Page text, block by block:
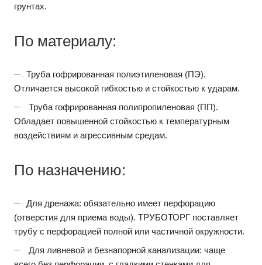
грунтах.
По материалу:
Труба гофрированная полиэтиленовая (ПЭ).
Отличается высокой гибкостью и стойкостью к ударам.
Труба гофрированная полипропиленовая (ПП).
Обладает повышенной стойкостью к температурным
воздействиям и агрессивным средам.
По назначению:
Для дренажа: обязательно имеет перфорацию
(отверстия для приема воды). ТРУБОТОРГ поставляет
трубу с перфорацией полной или частичной окружности.
Для ливневой и безнапорной канализации: чаще